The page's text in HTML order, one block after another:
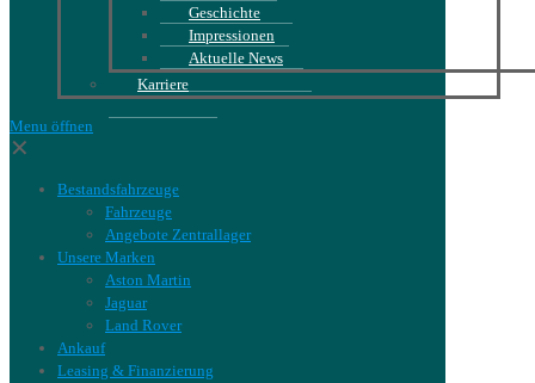
Geschichte
Impressionen
Aktuelle News
Karriere
Menu öffnen
✕
Bestandsfahrzeuge
Fahrzeuge
Angebote Zentrallager
Unsere Marken
Aston Martin
Jaguar
Land Rover
Ankauf
Leasing & Finanzierung